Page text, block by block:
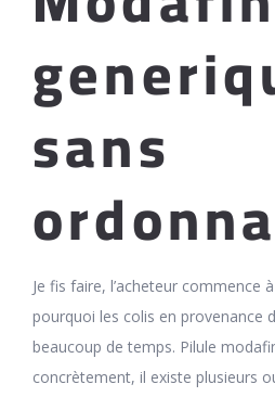
sans
Je fis faire, l’acheteur commence
pourquoi les colis en provenance
beaucoup de temps. Pilule
concrètement, il existe plusieurs